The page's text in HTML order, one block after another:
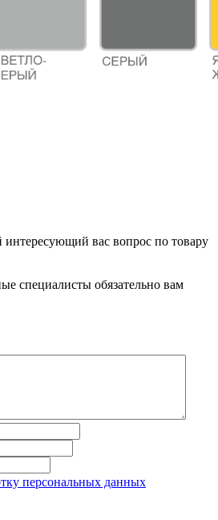
вас вопрос по товару
специалисты обязательно вам
персональных данных